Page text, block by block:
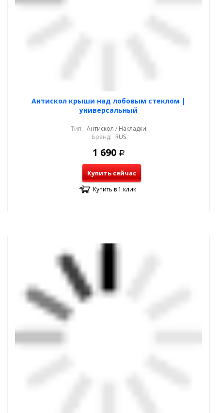
Антискол крыши над лобовым стеклом |
универсальный
Тип: Антискол / Накладки
Бренд: RUS
1 690 Р
Купить сейчас
Купить в 1 клик